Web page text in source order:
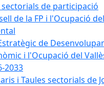
sectorials de participació
de la FP i l'Ocupació
de
i l'Ocupació del
2033
i Taules sectorials de